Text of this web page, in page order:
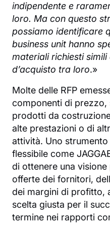
indipendente e
loro. Ma con questo
possiamo identificare
business unit hanno
materiali richiesti
d’acquisto tra loro.»
Molte delle RFP
componenti di prezzo,
prodotti da
alte prestazioni o di
attività. Uno
flessibile come
di ottenere una
offerte dei fornitori,
dei margini di profitto,
scelta giusta per il
termine nei rapporti